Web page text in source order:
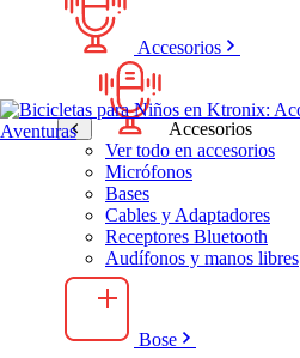
Accesorios
Accesorios
Ver todo en accesorios
Micrófonos
Bases
Cables y Adaptadores
Receptores Bluetooth
Audífonos y manos libres
Bose